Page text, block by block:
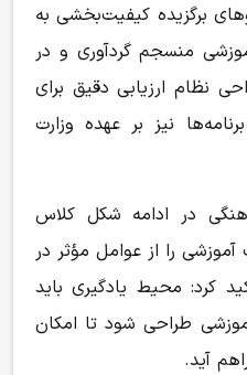
برگزیده کیفیت‌بخشی به
منسجم گردآوری و در
نظام ارزیابی دقیق برای
نیز بر عهده وزارت
در ادامه شکل کلاس
را از عوامل مؤثر در
کرد: محیط یادگیری باید
طراحی شود تا امکان
آید.